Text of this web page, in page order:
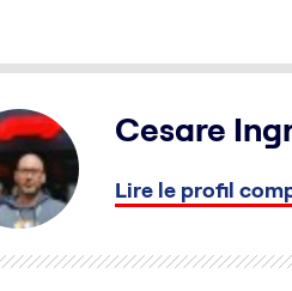
Cesare
Lire le profil